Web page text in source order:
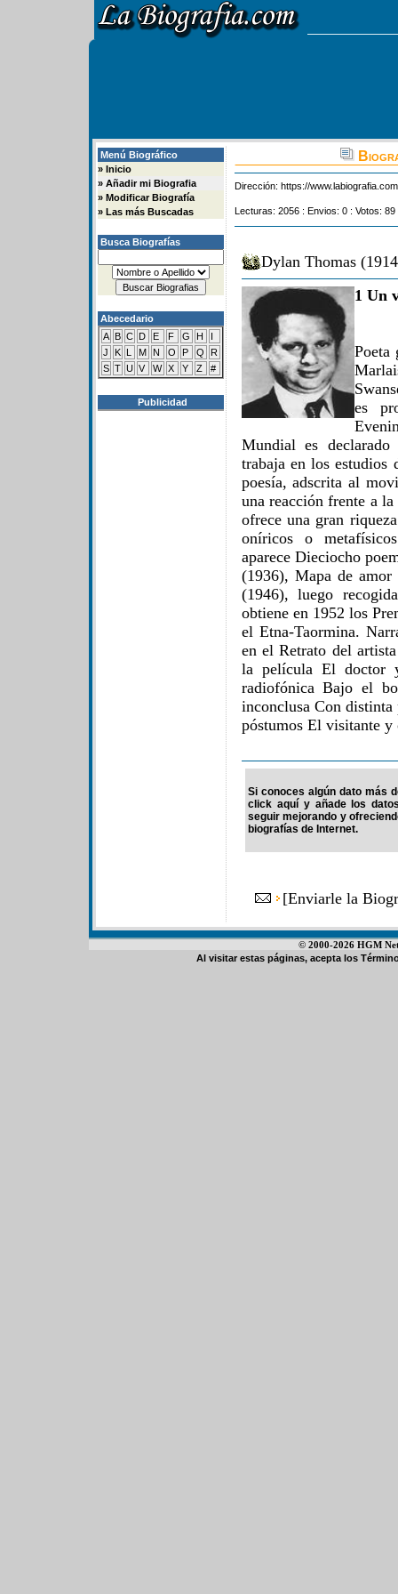
Menú Biográfico
» Inicio
» Añadir mi Biografia
» Modificar Biografía
» Las más Buscadas
Busca Biografías
Abecedario
A B C D E F G H
I
J
K L M N O P Q
R
S T U V W X Y Z #
Publicidad
Dirección: https://
Lecturas: 2056 : Envios: 0 : Votos:
Dylan Thomas
1 Un
Poeta
es
Mundial es
trabaja en los
poesía, adscrita al
una reacción frente a
ofrece una gran
oníricos o
aparece Dieciocho
(1936), Mapa de
(1946), luego
obtiene en 1952 los
el Etna-Taormina.
en el Retrato del
la película El doctor
radiofónica Bajo el
inconclusa Con
póstumos El visitante y
Si conoces algún dato más
click aquí y añade los
seguir mejorando y
biografías de Internet.
[Enviarle la
© 2000-2026 HGM
Al visitar estas páginas, acepta los